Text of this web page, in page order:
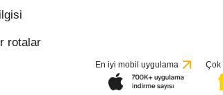
rotalar
En iyi mobil uygulama Çok